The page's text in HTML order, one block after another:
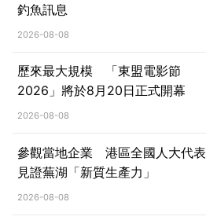
釣魚訊息
2026-08-08
歷來最大規模 「東盟電影節
2026」將於8月20日正式開幕
2026-08-08
參觀當地企業 港區全國人大代表
見證蕪湖「新質生產力」
2026-08-08